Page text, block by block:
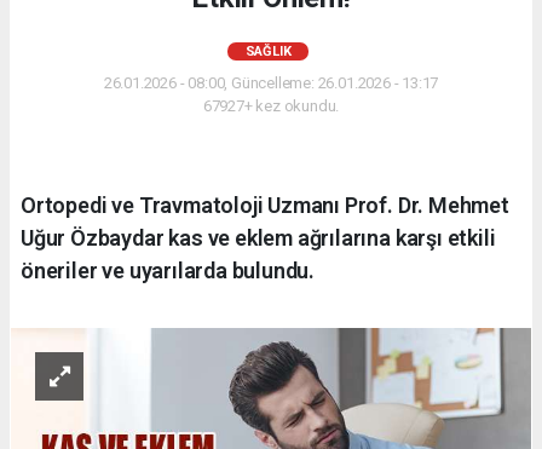
SAĞLIK
26.01.2026 - 08:00, Güncelleme: 26.01.2026 - 13:17
67927+ kez okundu.
Ortopedi ve Travmatoloji Uzmanı Prof. Dr. Mehmet
Uğur Özbaydar kas ve eklem ağrılarına karşı etkili
öneriler ve uyarılarda bulundu.